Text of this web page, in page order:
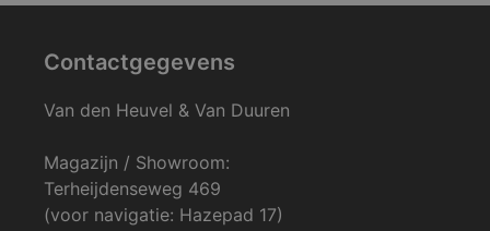
Contactgegevens
Van den Heuvel & Van Duuren
Magazijn / Showroom:
Terheijdenseweg 469
(voor navigatie: Hazepad 17)